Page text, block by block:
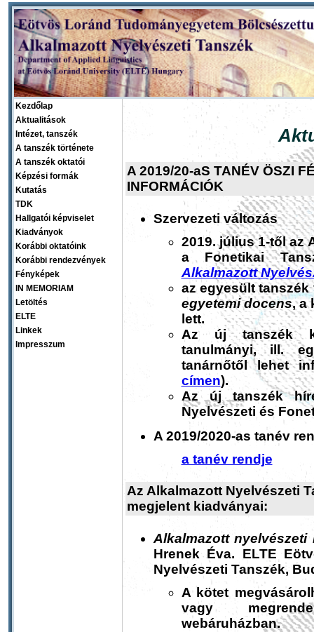
Kezdőlap
Aktualitások
Intézet, tanszék
A tanszék története
A tanszék oktatói
Képzési formák
Kutatás
TDK
Hallgatói képviselet
Kiadványok
Korábbi oktatóink
Korábbi rendezvények
Fényképek
IN MEMORIAM
Letöltés
ELTE
Linkek
Impresszum
A 2019/20-aS TANÉV ÖSZI
INFORMÁCIÓK
Szervezeti változás
2019. július 1-től az
a Fonetikai
Alkalmazott
az egyesült
egyetemi docens, a
lett.
Az új tanszék
tanulmányi, ill.
tanárnőtől lehet
címen).
Az új tanszék
Nyelvészeti és
A 2019/2020-as tanév
a tanév rendje
Az Alkalmazott Nyelvészeti
megjelent kiadványai:
Alkalmazott nyelvészeti
Hrenek Éva. ELTE
Nyelvészeti Tanszék,
A kötet
vagy
webáruházban.